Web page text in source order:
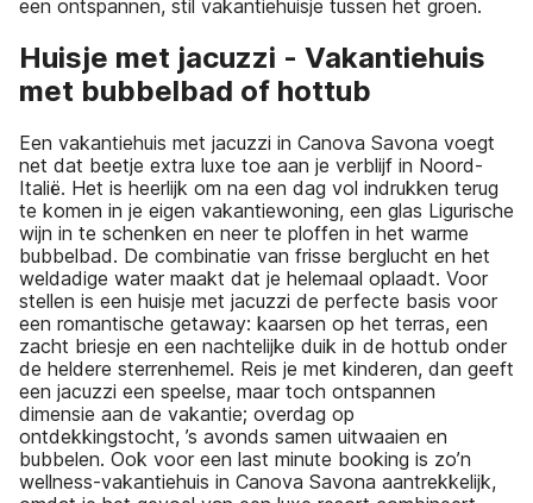
een ontspannen, stil vakantiehuisje tussen het groen.
Huisje met jacuzzi - Vakantiehuis
met bubbelbad of hottub
Een vakantiehuis met jacuzzi in Canova Savona voegt
net dat beetje extra luxe toe aan je verblijf in Noord-
Italië. Het is heerlijk om na een dag vol indrukken terug
te komen in je eigen vakantiewoning, een glas Ligurische
wijn in te schenken en neer te ploffen in het warme
bubbelbad. De combinatie van frisse berglucht en het
weldadige water maakt dat je helemaal oplaadt. Voor
stellen is een huisje met jacuzzi de perfecte basis voor
een romantische getaway: kaarsen op het terras, een
zacht briesje en een nachtelijke duik in de hottub onder
de heldere sterrenhemel. Reis je met kinderen, dan geeft
een jacuzzi een speelse, maar toch ontspannen
dimensie aan de vakantie; overdag op
ontdekkingstocht, ’s avonds samen uitwaaien en
bubbelen. Ook voor een last minute booking is zo’n
wellness-vakantiehuis in Canova Savona aantrekkelijk,